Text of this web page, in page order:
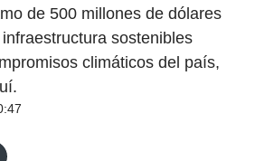
de 500 millones de dólares
sostenibles
climáticos del país,